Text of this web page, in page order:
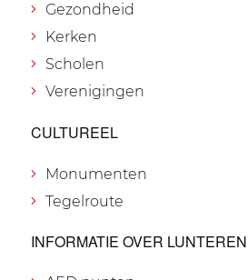
Gezondheid
Kerken
Scholen
Verenigingen
CULTUREEL
Monumenten
Tegelroute
INFORMATIE OVER LUNTEREN